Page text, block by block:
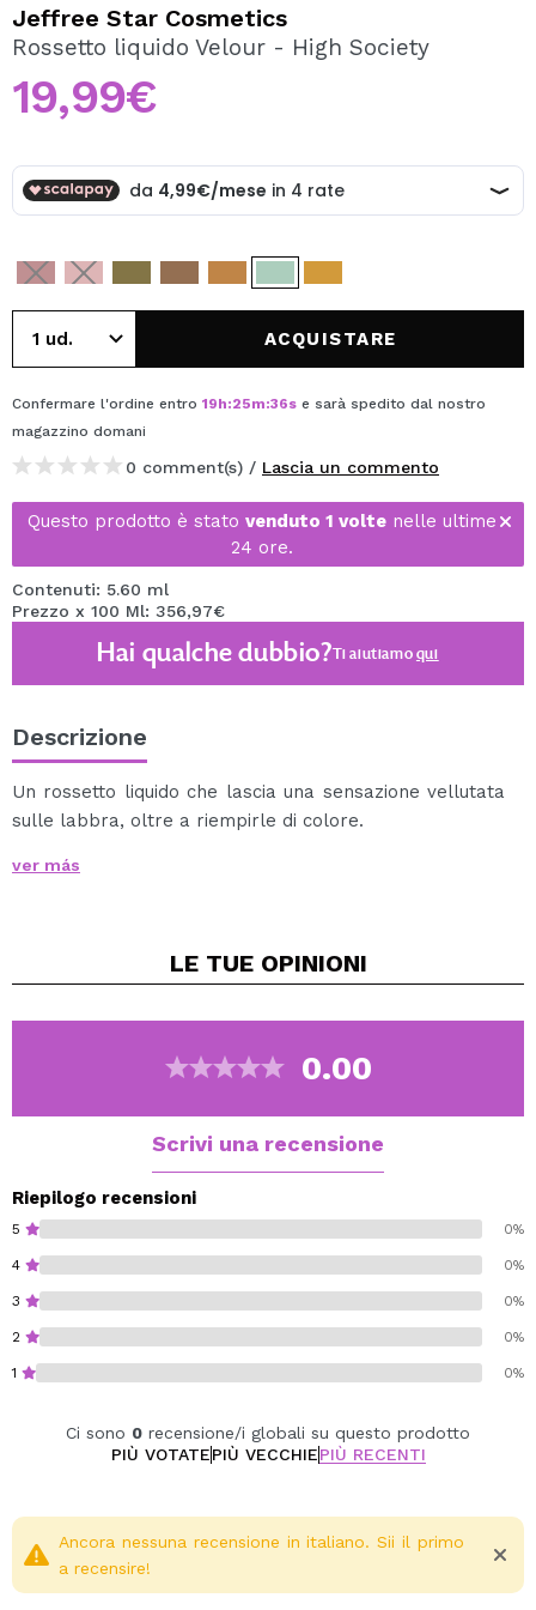
Creando un account su Maquibeauty.it potrai fare i tuoi
acquisti velocemente, controllare lo stato dei tuoi ordini e
consultare le tue operazioni precedenti.
CREARE UN ACCOUNT
Jeffree Star Cosmetics
Rossetto liquido Velour - High Society
19,99€
ACQUISTARE
Confermare l'ordine entro 19h:25m:35s e sarà spedito dal nostro
magazzino domani
0 comment(s) / Lascia un commento
Questo prodotto è stato venduto 1 volte nelle ultime
24 ore.
Contenuti: 5.60 ml
Prezzo x 100 Ml: 356,97€
Hai qualche dubbio?Ti aiutiamoqui
Descrizione
Un rossetto liquido che lascia una sensazione vellutata
sulle labbra, oltre a riempirle di colore.
lunga tenuta.
ver más
LE TUE OPINIONI
0.00
Scrivi una recensione
Riepilogo recensioni
5 0%
4 0%
3 0%
2 0%
1 0%
Ci sono 0 recensione/i globali su questo prodotto
PIÙ VOTATEPIÙ VECCHIEPIÙ RECENTI
Ancora nessuna recensione in italiano. Sii il primo
a recensire!